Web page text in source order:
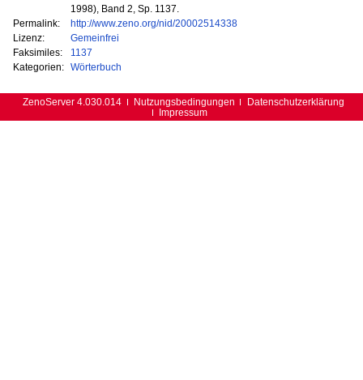
1998), Band 2, Sp. 1137.
Permalink:
http://www.zeno.org/nid/20002514338
Lizenz:
Gemeinfrei
Faksimiles:
1137
Kategorien:
Wörterbuch
ZenoServer 4.030.014 Nutzungsbedingungen
Datenschutzerklärung
Impressum